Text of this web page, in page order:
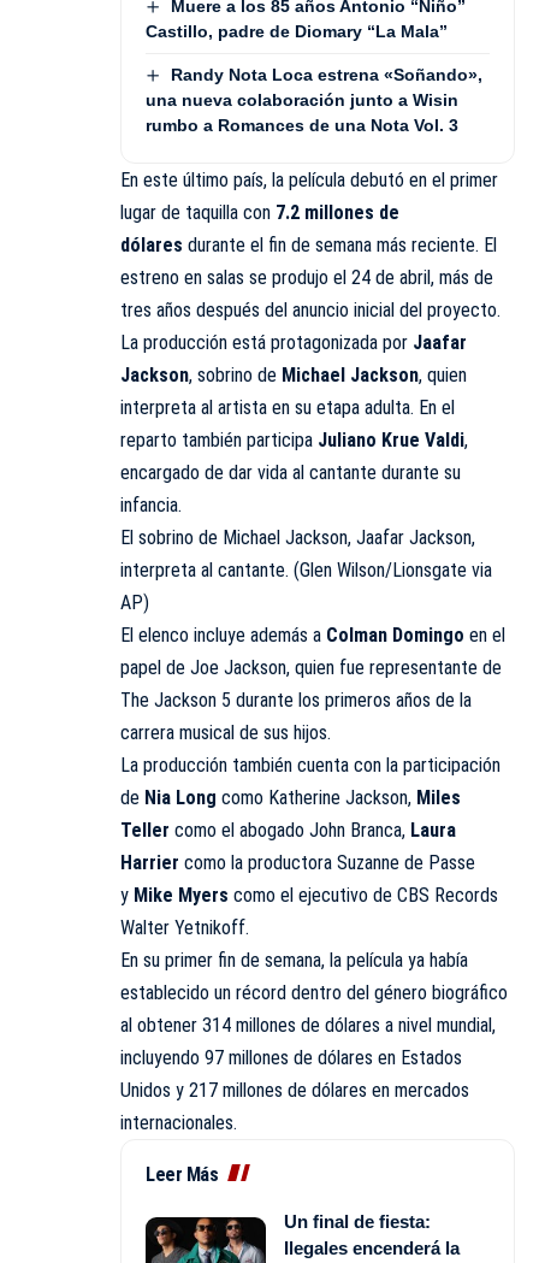
Muere a los 85 años Antonio “Niño”
Castillo, padre de Diomary “La Mala”
Randy Nota Loca estrena «Soñando»,
una nueva colaboración junto a Wisin
rumbo a Romances de una Nota Vol. 3
En este último país, la película debutó en el primer
lugar de taquilla con 7.2 millones de
dólares durante el fin de semana más reciente. El
estreno en salas se produjo el 24 de abril, más de
tres años después del anuncio inicial del proyecto.
La producción está protagonizada por Jaafar
Jackson, sobrino de Michael Jackson, quien
interpreta al artista en su etapa adulta. En el
reparto también participa Juliano Krue Valdi,
encargado de dar vida al cantante durante su
infancia.
El sobrino de Michael Jackson, Jaafar Jackson,
interpreta al cantante. (Glen Wilson/Lionsgate via
AP)
El elenco incluye además a Colman Domingo en el
papel de Joe Jackson, quien fue representante de
The Jackson 5 durante los primeros años de la
carrera musical de sus hijos.
La producción también cuenta con la participación
de Nia Long como Katherine Jackson, Miles
Teller como el abogado John Branca, Laura
Harrier como la productora Suzanne de Passe
y Mike Myers como el ejecutivo de CBS Records
Walter Yetnikoff.
En su primer fin de semana, la película ya había
establecido un récord dentro del género biográfico
al obtener 314 millones de dólares a nivel mundial,
incluyendo 97 millones de dólares en Estados
Unidos y 217 millones de dólares en mercados
internacionales.
Leer Más
Un final de fiesta:
Ilegales encenderá la